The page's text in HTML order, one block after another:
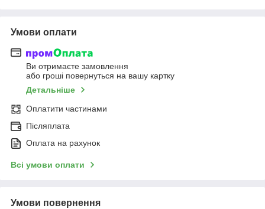
Умови оплати
Ви отримаєте замовлення
або гроші повернуться на вашу картку
Детальніше
Оплатити частинами
Післяплата
Оплата на рахунок
Всі умови оплати
Умови повернення